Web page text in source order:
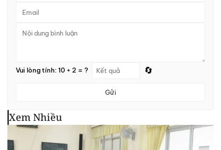
Vui lòng tính: 10 + 2 = ? 🔄
Gửi
Xem Nhiều